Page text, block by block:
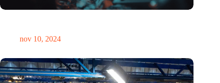
nov 10, 2024